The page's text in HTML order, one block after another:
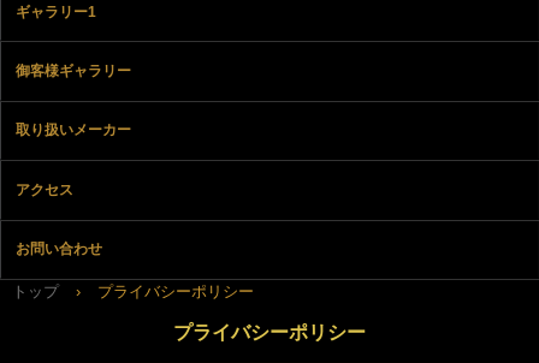
ギャラリー1
御客様ギャラリー
取り扱いメーカー
アクセス
お問い合わせ
トップ › プライバシーポリシー
プライバシーポリシー